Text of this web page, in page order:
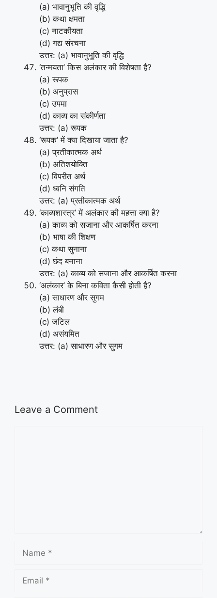
(a) भावानुभूति की वृद्धि
(b) कथा क्षमता
(c) नाटकीयता
(d) गद्य संरचना
उत्तर: (a) भावानुभूति की वृद्धि
‘तन्मयता’ किस अलंकार की विशेषता है?
(a) रूपक
(b) अनुप्रास
(c) उपमा
(d) काव्य का संकीर्णता
उत्तर: (a) रूपक
‘रूपक’ में क्या दिखाया जाता है?
(a) प्रतीकात्मक अर्थ
(b) अतिशयोक्ति
(c) विपरीत अर्थ
(d) ध्वनि संगति
उत्तर: (a) प्रतीकात्मक अर्थ
‘काव्यशास्त्र’ में अलंकार की महत्ता क्या है?
(a) काव्य को सजाना और आकर्षित करना
(b) भाषा की शिक्षण
(c) कथा सुनाना
(d) छंद बनाना
उत्तर: (a) काव्य को सजाना और आकर्षित करना
‘अलंकार’ के बिना कविता कैसी होती है?
(a) साधारण और सुगम
(b) लंबी
(c) जटिल
(d) असंयमित
उत्तर: (a) साधारण और सुगम
Leave a Comment